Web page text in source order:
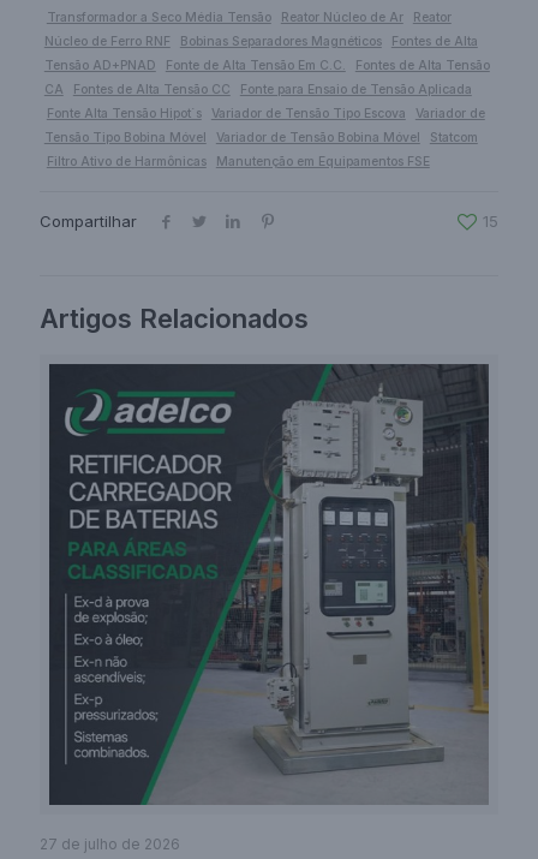
Transformador a Seco Média Tensão
Reator Núcleo de Ar
Reator
Núcleo de Ferro RNF
Bobinas Separadores Magnéticos
Fontes de Alta
Tensão AD+PNAD
Fonte de Alta Tensão Em C.C.
Fontes de Alta Tensão
CA
Fontes de Alta Tensão CC
Fonte para Ensaio de Tensão Aplicada
Fonte Alta Tensão Hipot´s
Variador de Tensão Tipo Escova
Variador de
Tensão Tipo Bobina Móvel
Variador de Tensão Bobina Móvel
Statcom
Filtro Ativo de Harmônicas
Manutenção em Equipamentos FSE
Compartilhar 15
Artigos Relacionados
27 de julho de 2026